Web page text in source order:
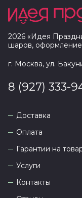
2026 «Идея
шаров,
г. Москва, ул.
8 (927) 333-
Доставка
Оплата
Гарантии на
Услуги
Контакты